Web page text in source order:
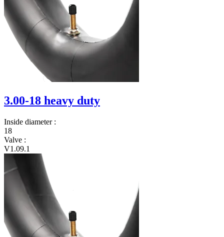
3.00-18 heavy duty
Inside diameter :
18
Valve :
V1.09.1